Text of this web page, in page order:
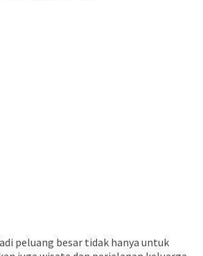
peluang besar tidak hanya untuk